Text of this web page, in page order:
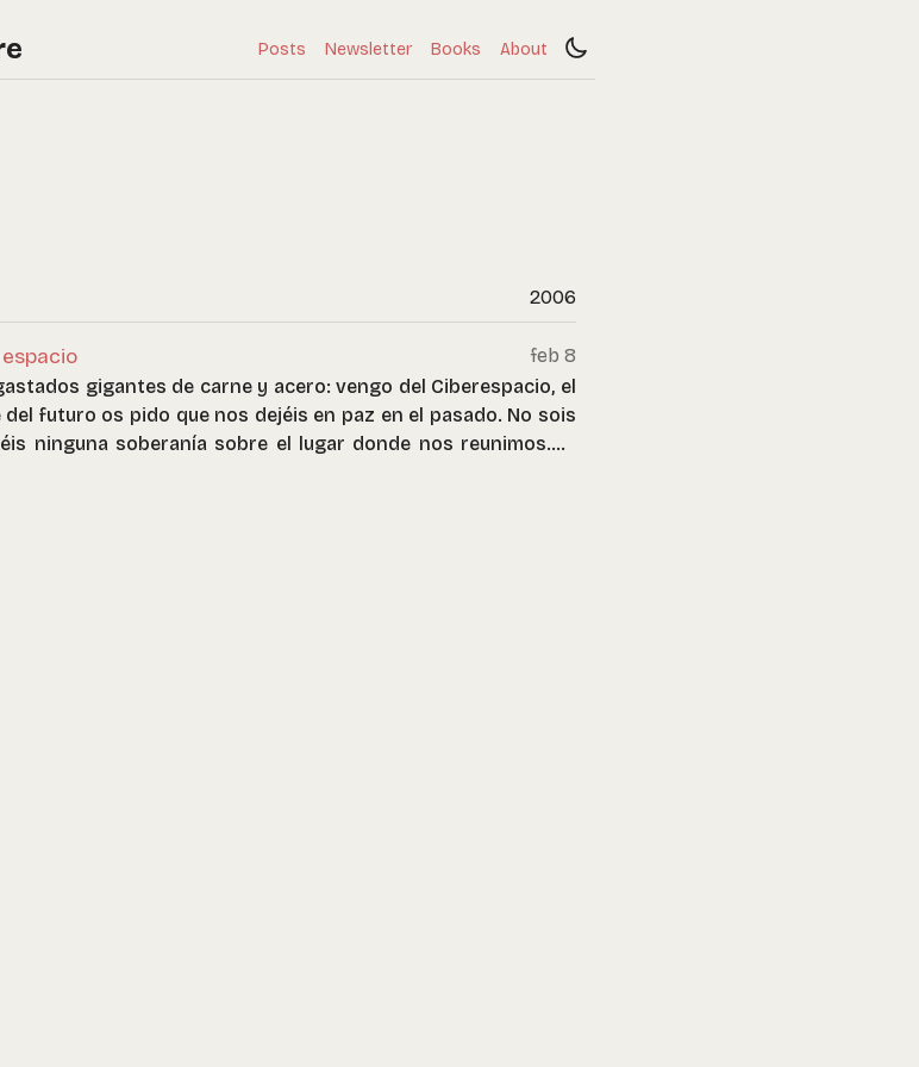
Posts Newsletter Books About
2006
feb 8
gigantes de carne y acero: vengo del Ciberespacio, el
futuro os pido que nos dejéis en paz en el pasado. No sois
ninguna soberanía sobre el lugar donde nos reunimos.No